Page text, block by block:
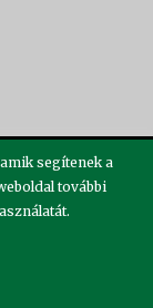
segítenek a
további